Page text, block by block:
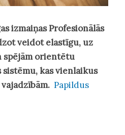
izmaiņas Profesionālās
veidot elastīgu, uz
spējām orientētu
kas vienlaikus
Papildus